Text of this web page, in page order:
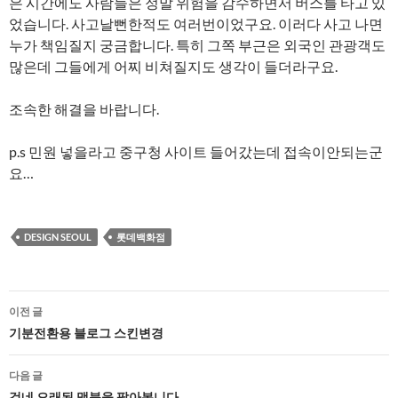
었습니다. 사고날뻔한적도 여러번이었구요. 이러다 사고 나면
누가 책임질지 궁금합니다. 특히 그쪽 부근은 외국인 관광객도
많은데 그들에게 어찌 비쳐질지도 생각이 들더라구요.
조속한 해결을 바랍니다.
p.s 민원 넣을라고 중구청 사이트 들어갔는데 접속이안되는군
요…
DESIGN SEOUL 롯데백화점
글
네
비
이전 글
기분전환용 블로그 스킨변경
다음 글